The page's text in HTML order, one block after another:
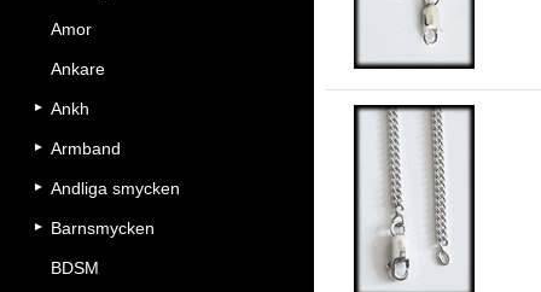
Amor
Ankare
Ankh
Armband
Andliga smycken
Barnsmycken
BDSM